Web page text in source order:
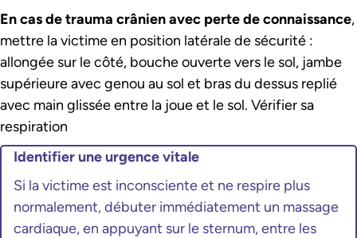
En cas de trauma crânien avec perte de connaissance,
mettre la victime en position latérale de sécurité :
allongée sur le côté, bouche ouverte vers le sol, jambe
supérieure avec genou au sol et bras du dessus replié
avec main glissée entre la joue et le sol. Vérifier sa
respiration
Identifier une urgence vitale
Si la victime est inconsciente et ne respire plus
normalement, débuter immédiatement un massage
cardiaque, en appuyant sur le sternum, entre les